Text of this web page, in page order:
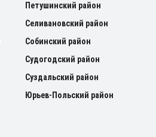
Петушинский район
Селивановский район
Собинский район
Судогодский район
Суздальский район
Юрьев-Польский район